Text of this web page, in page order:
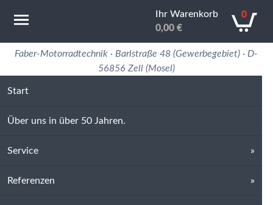
Motorradtechnik Erfahrung in 50 Jahren
Faber-Motorradtechnik · Barlstraße 48 (Gewerbegebiet) · D-
56856 Zell (Mosel)
Start
Über uns in über 50 Jahren.
Service
Referenzen
Ihr Warenkorb
0,00 €
0